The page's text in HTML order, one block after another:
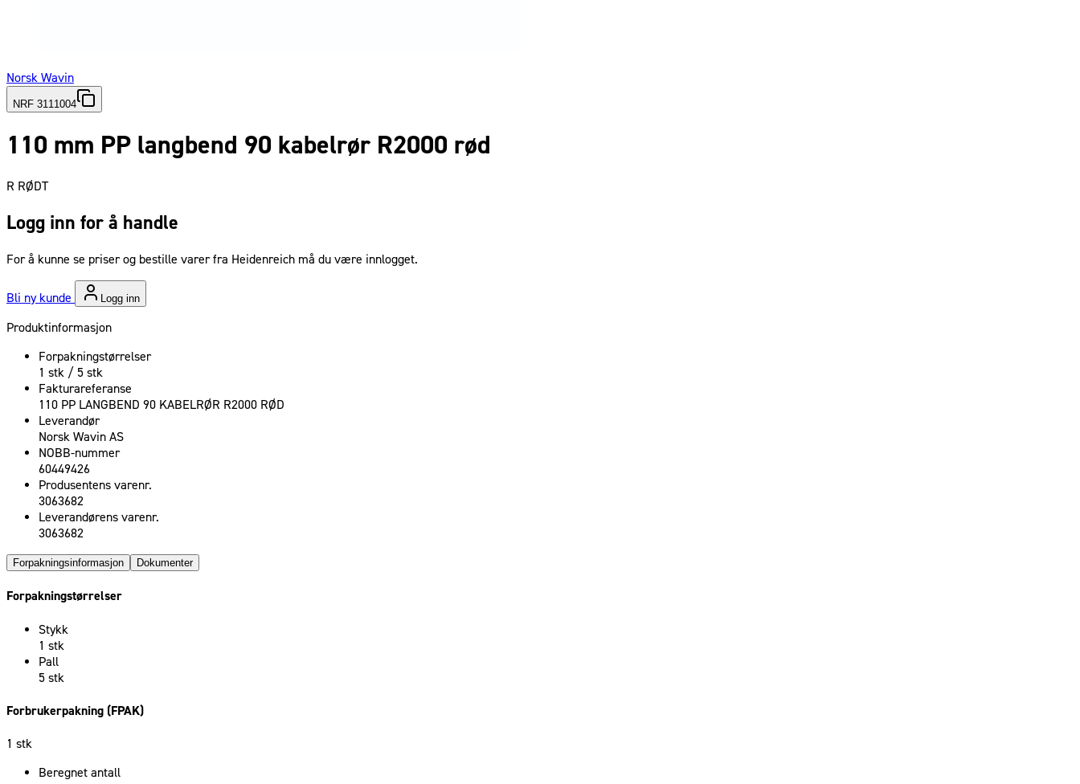
Norsk Wavin
NRF 3111004
110 mm PP langbend 90 kabelrør R2000 rød
R RØDT
Logg inn for å handle
For å kunne se priser og bestille varer fra Heidenreich må du være innlogget.
Bli ny kunde Logg inn
Produktinformasjon
Forpakningstørrelser
1 stk / 5 stk
Fakturareferanse
110 PP LANGBEND 90 KABELRØR R2000 RØD
Leverandør
Norsk Wavin AS
NOBB-nummer
60449426
Produsentens varenr.
3063682
Leverandørens varenr.
3063682
Forpakningsinformasjon Dokumenter
Forpakningstørrelser
Stykk
1 stk
Pall
5 stk
Forbrukerpakning (FPAK)
1 stk
Beregnet antall